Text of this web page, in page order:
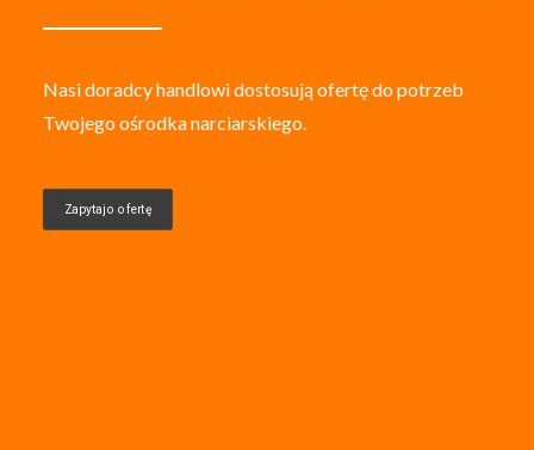
Nasi doradcy handlowi dostosują ofertę do potrzeb
Twojego ośrodka narciarskiego.
Zapytaj o ofertę